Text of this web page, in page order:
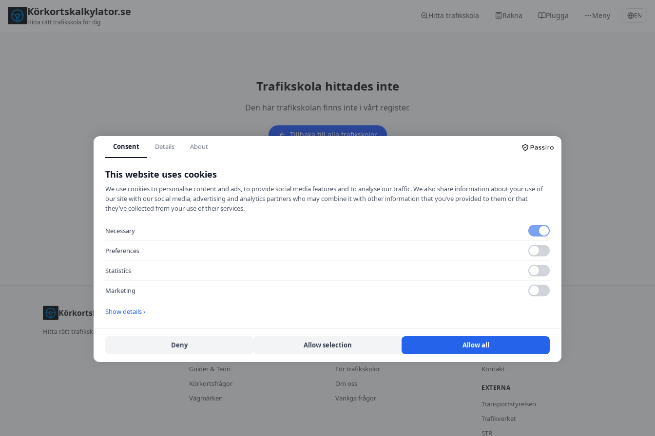
Körkortskalkylator.se
Hitta rätt trafikskola för dig
Hitta trafikskola Räkna Plugga Meny EN
Trafikskola hittades inte
Den här trafikskolan finns inte i vårt register.
Tillbaka till alla trafikskolor
Körkortskalkylator
Hitta rätt trafikskola för dig.
Guider & Teori
Körkortsfrågor
Vägmärken
För trafikskolor
Om oss
Vanliga frågor
Cookies
Kontakt
EXTERNA
Transportstyrelsen
Trafikverket
STR
Consent Details About
This website uses cookies
We use cookies to personalise content and ads, to provide social media features and to analyse our traffic. We also share information about your use of
our site with our social media, advertising and analytics partners who may combine it with other information that you’ve provided to them or that
they’ve collected from your use of their services.
Necessary
Preferences
Statistics
Marketing
Show details ›
Deny Allow selection Allow all